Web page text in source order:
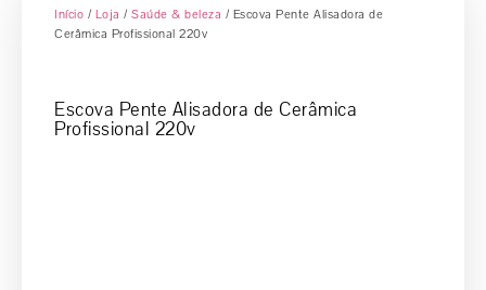
Início / Loja / Saúde & beleza / Escova Pente Alisadora de
Cerâmica Profissional 220v
Escova Pente Alisadora de Cerâmica
Profissional 220v